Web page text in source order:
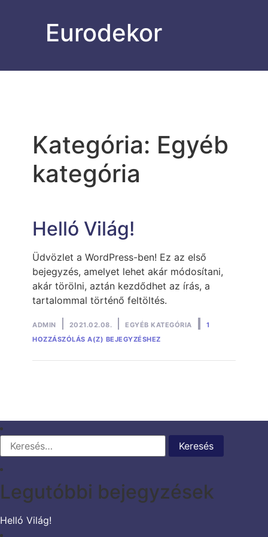
Eurodekor
Kategória: Egyéb
kategória
Helló Világ!
Üdvözlet a WordPress-ben! Ez az első
bejegyzés, amelyet lehet akár módosítani,
akár törölni, aztán kezdődhet az írás, a
tartalommal történő feltöltés.
Posted
by
ADMIN 2021.02.08.
Posted
in
EGYÉB KATEGÓRIA
1
HOZZÁSZÓLÁS A(Z) HELLÓ
BEJEGYZÉSHEZ
Keresés:
Legutóbbi bejegyzések
Helló Világ!